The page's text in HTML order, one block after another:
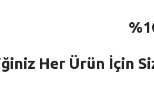
Her Ürün İçin